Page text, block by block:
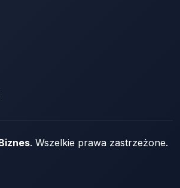
. Wszelkie prawa zastrzeżone.